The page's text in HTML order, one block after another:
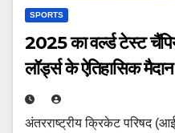
SPORTS
2025 का वर्ल्ड टेस्ट
लॉर्ड्स के ऐतिहासिक
अंतरराष्ट्रीय क्रिकेट परिषद